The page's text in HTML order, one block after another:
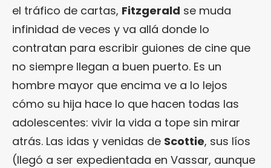
el tráfico de cartas, Fitzgerald se muda
infinidad de veces y va allá donde lo
contratan para escribir guiones de cine que
no siempre llegan a buen puerto. Es un
hombre mayor que encima ve a lo lejos
cómo su hija hace lo que hacen todas las
adolescentes: vivir la vida a tope sin mirar
atrás. Las idas y venidas de Scottie, sus líos
(llegó a ser expedientada en Vassar, aunque